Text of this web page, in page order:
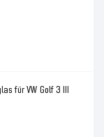
für VW Golf 3 III